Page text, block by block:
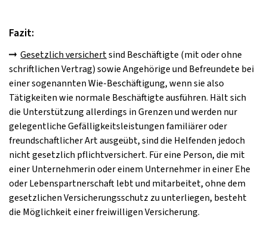
Fazit:
Gesetzlich versichertsind Beschäftigte (mit oder ohne
schriftlichen Vertrag) sowie Angehörige und Befreundete bei
einer sogenannten Wie-Beschäftigung, wenn sie also
Tätigkeiten wie normale Beschäftigte ausführen. Hält sich
die Unterstützung allerdings in Grenzen und werden nur
gelegentliche Gefälligkeitsleistungen familiärer oder
freundschaftlicher Art ausgeübt, sind die Helfenden jedoch
nicht gesetzlich pflichtversichert. Für eine Person, die mit
einer Unternehmerin oder einem Unternehmer in einer Ehe
oder Lebenspartnerschaft lebt und mitarbeitet, ohne dem
gesetzlichen Versicherungsschutz zu unterliegen, besteht
die Möglichkeit einer freiwilligen Versicherung.